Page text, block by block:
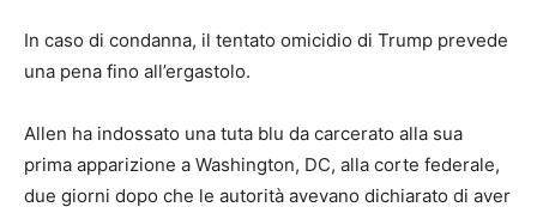
In caso di condanna, il tentato omicidio di Trump prevede
una pena fino all’ergastolo.
Allen ha indossato una tuta blu da carcerato alla sua
prima apparizione a Washington, DC, alla corte federale,
due giorni dopo che le autorità avevano dichiarato di aver